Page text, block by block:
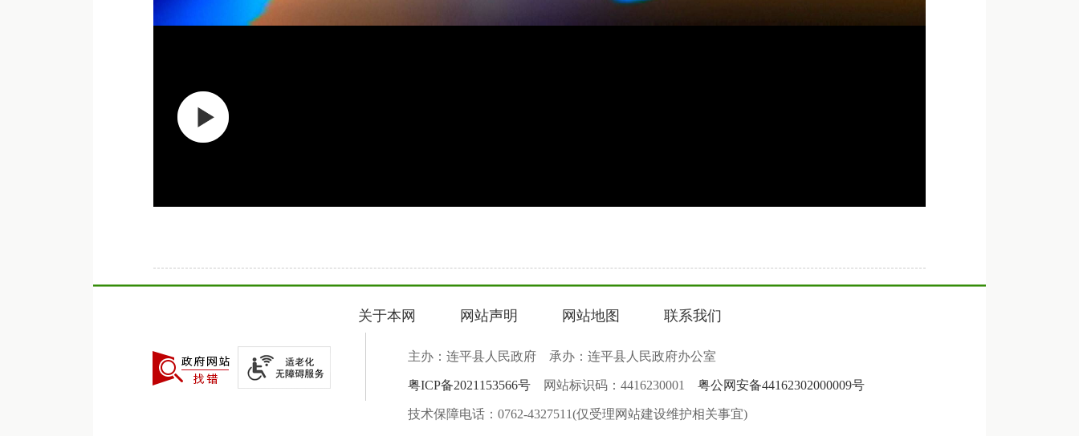
关于本网 网站声明 网站地图 联系我们
主办：连平县人民政府 承办：连平县人民政府办公室
粤ICP备2021153566号 网站标识码：4416230001 粤公网安备44162302000009号
技术保障电话：0762-4327511(仅受理网站建设维护相关事宜)